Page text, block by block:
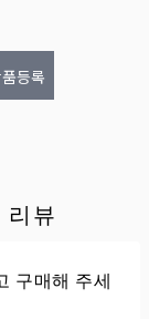
등록
리뷰
구매해 주세